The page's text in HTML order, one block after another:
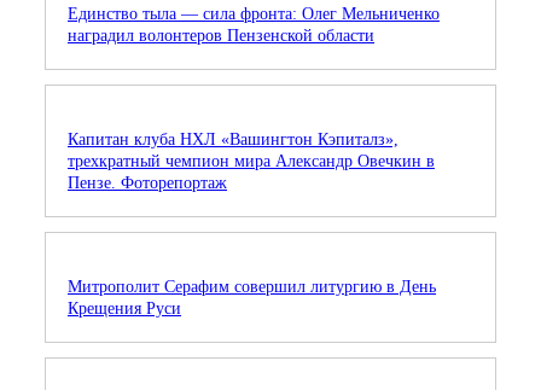
Единство тыла — сила фронта: Олег Мельниченко
наградил волонтеров Пензенской области
Капитан клуба НХЛ «Вашингтон Кэпиталз»,
трехкратный чемпион мира Александр Овечкин в
Пензе. Фоторепортаж
Митрополит Серафим совершил литургию в День
Крещения Руси